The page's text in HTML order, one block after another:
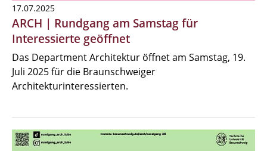
17.07.2025
ARCH | Rundgang am Samstag für
Interessierte geöffnet
Das Department Architektur öffnet am Samstag, 19.
Juli 2025 für die Braunschweiger
Architekturinteressierten.